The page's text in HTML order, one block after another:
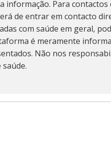
informação. Para contactos
de entrar em contacto
com saúde em geral,
é meramente
Não nos